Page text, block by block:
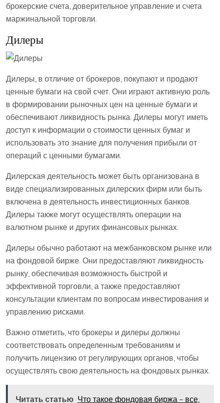
брокерские счета, доверительное управление и счета
маржинальной торговли.
Дилеры
Дилеры, в отличие от брокеров, покупают и продают
ценные бумаги на свой счет. Они играют активную роль
в формировании рыночных цен на ценные бумаги и
обеспечивают ликвидность рынка. Дилеры могут иметь
доступ к информации о стоимости ценных бумаг и
использовать это знание для получения прибыли от
операций с ценными бумагами.
Дилерская деятельность может быть организована в
виде специализированных дилерских фирм или быть
включена в деятельность инвестиционных банков.
Дилеры также могут осуществлять операции на
валютном рынке и других финансовых рынках.
Дилеры обычно работают на межбанковском рынке или
на фондовой бирже. Они предоставляют ликвидность
рынку, обеспечивая возможность быстрой и
эффективной торговли, а также предоставляют
консультации клиентам по вопросам инвестирования и
управлению рисками.
Важно отметить, что брокеры и дилеры должны
соответствовать определенным требованиям и
получить лицензию от регулирующих органов, чтобы
осуществлять свою деятельность на фондовых рынках.
Читать статью Что такое фондовая биржа – все,